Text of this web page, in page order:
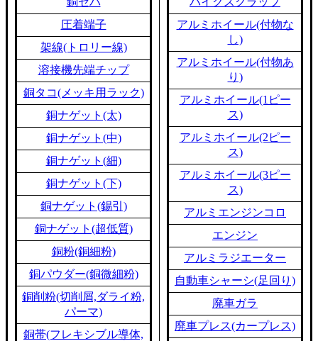
圧着端子
架線(トロリー線)
溶接機先端チップ
銅タコ(メッキ用ラック)
銅ナゲット(太)
銅ナゲット(中)
銅ナゲット(細)
銅ナゲット(下)
銅ナゲット(錫引)
銅ナゲット(超低質)
銅粉(銅細粉)
銅パウダー(銅微細粉)
銅削粉(切削屑,ダライ粉,
パーマ)
銅帯(フレキシブル導体,
アルミホイール(付物な
し)
アルミホイール(付物あ
り)
アルミホイール(1ピー
ス)
アルミホイール(2ピー
ス)
アルミホイール(3ピー
ス)
アルミエンジンコロ
エンジン
アルミラジエーター
自動車シャーシ(足回り)
廃車ガラ
廃車プレス(カープレス)